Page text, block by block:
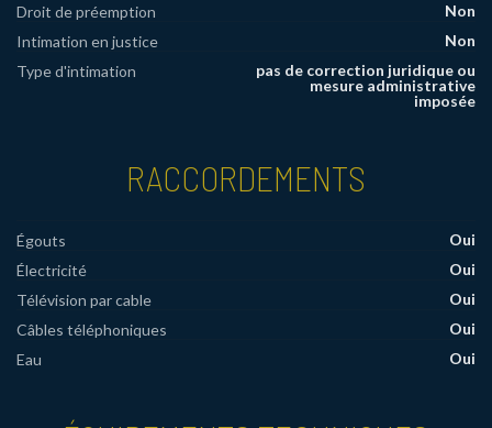
Droit de préemption
Non
Intimation en justice
Non
Type d'intimation
pas de correction juridique ou
mesure administrative
imposée
RACCORDEMENTS
Égouts
Oui
Électricité
Oui
Télévision par cable
Oui
Câbles téléphoniques
Oui
Eau
Oui